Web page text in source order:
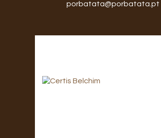
porbatata@porbatata.pt